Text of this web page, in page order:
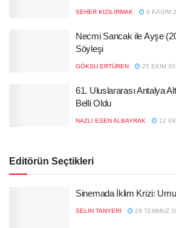
SEHER KIZILIRMAK 6 KASIM
Necmi Sancak ile Ayşe
Söyleşi
GÖKSU ERTÜREN 25 EKIM
61. Uluslararası Antalya
Belli Oldu
NAZLI ESEN ALBAYRAK 12
Editörün Seçtikleri
Sinemada İklim Krizi:
SELIN TANYERI 29 TEMMUZ